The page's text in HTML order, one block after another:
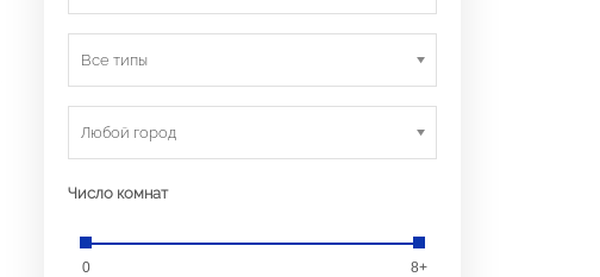
Все типы
Любой город
Число комнат
0 8+